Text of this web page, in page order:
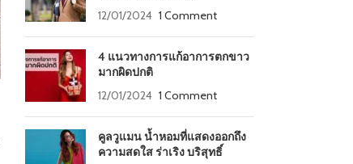
12/01/2024 1 Comment
4 แนวทางการแก้อาการตกขาว
มากผิดปกติ
12/01/2024 1 Comment
คูลวูแมน น้ำหอมที่แสดงออกถึง
ความสดใส ร่าเริง บริสุทธิ์